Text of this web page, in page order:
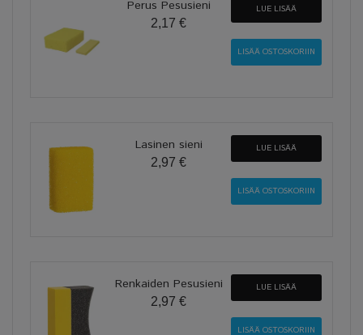
Perus Pesusieni
2,17 €
LUE LISÄÄ
Lasinen sieni
2,97 €
LUE LISÄÄ
Renkaiden Pesusieni
2,97 €
LUE LISÄÄ